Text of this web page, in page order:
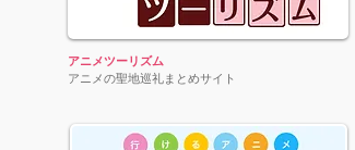
アニメツーリズム
アニメの聖地巡礼まとめサイト